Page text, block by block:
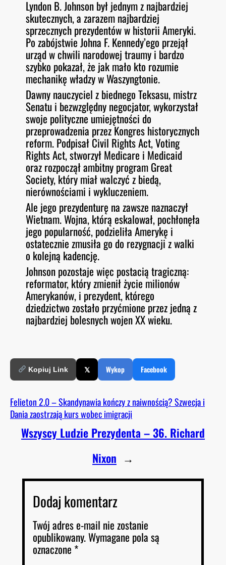
O
D
E
RSS FEED
LINK
EMBED
Lyndon B. Johnson był jednym z najbardziej
skutecznych, a zarazem najbardziej
sprzecznych prezydentów w historii Ameryki.
Po zabójstwie Johna F. Kennedy’ego przejął
urząd w chwili narodowej traumy i bardzo
szybko pokazał, że jak mało kto rozumie
mechanikę władzy w Waszyngtonie.
Dawny nauczyciel z biednego Teksasu, mistrz
Senatu i bezwzględny negocjator, wykorzystał
swoje polityczne umiejętności do
przeprowadzenia przez Kongres historycznych
reform. Podpisał Civil Rights Act, Voting
Rights Act, stworzył Medicare i Medicaid
oraz rozpoczął ambitny program Great
Society, który miał walczyć z biedą,
nierównościami i wykluczeniem.
Ale jego prezydenturę na zawsze naznaczył
Wietnam. Wojna, którą eskalował, pochłonęła
jego popularność, podzieliła Amerykę i
ostatecznie zmusiła go do rezygnacji z walki
o kolejną kadencję.
Johnson pozostaje więc postacią tragiczną:
reformator, który zmienił życie milionów
Amerykanów, i prezydent, którego
dziedzictwo zostało przyćmione przez jedną z
najbardziej bolesnych wojen XX wieku.
Kopiuj Link 𝕏 Wykop Facebook
Felieton 2.0 – Skandynawia kończy z naiwnością? Szwecja i
Dania zaostrzają kurs wobec imigracji
Wszyscy Ludzie Prezydenta – 36. Richard
Nixon →
Dodaj komentarz
Twój adres e-mail nie zostanie
opublikowany.Wymagane pola są
oznaczone *